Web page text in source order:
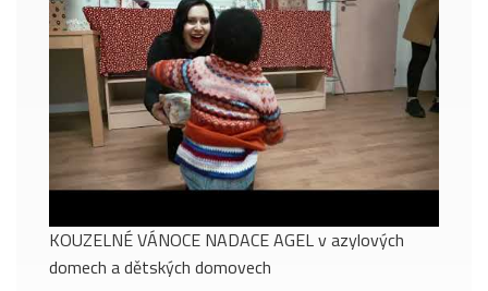
KOUZELNÉ VÁNOCE NADACE AGEL v azylových
domech a dětských domovech